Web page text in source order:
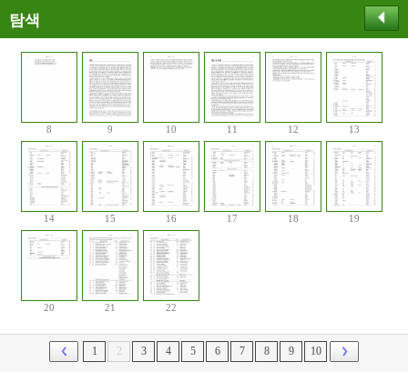
탐색
8 9 10 11 12 13
14 15 16 17 18 19
20 21 22
1 2 3 4 5 6 7 8 9 10